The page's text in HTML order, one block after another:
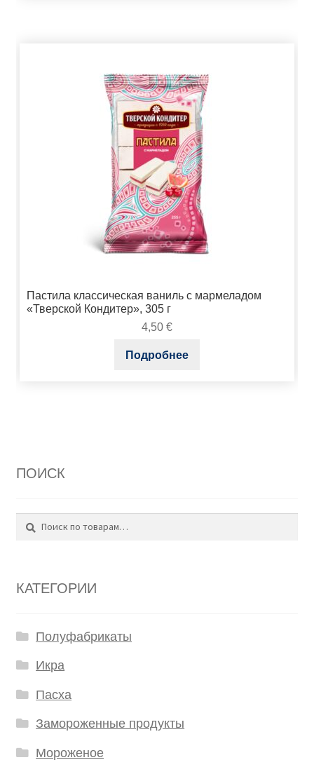
Пастила классическая ваниль с мармеладом
«Тверской Кондитер», 305 г
4,50 €
Подробнее
ПОИСК
Поиск
КАТЕГОРИИ
Полуфабрикаты
Икра
Пасха
Замороженные продукты
Мороженое